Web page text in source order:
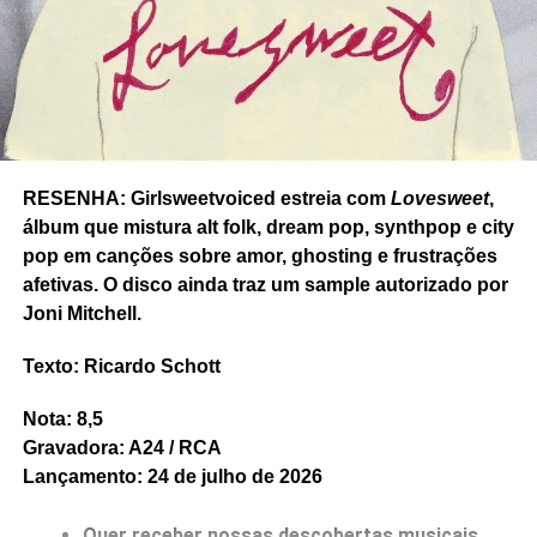
policial. Muita gente veria falta de foco em
Equus
caballus,
mas é uma vibe mutante que faz bem aos
ouvidos numa época de IA e algoritmo.
Texto: Ricardo Schott
Gravadora: Independente
Lançamento: 6 de maio de 2025.
RELATED TOPICS: EQUUS ASINUS
EQUUS CABALLUS
RESENHA: Girlsweetvoiced estreia com Lovesweet,
álbum que mistura alt folk, dream pop, synthpop e city
pop em canções sobre amor, ghosting e frustrações
afetivas. O disco ainda traz um sample autorizado por
Joni Mitchell.
Texto: Ricardo Schott
Nota: 8,5
Gravadora: A24 / RCA
Lançamento: 24 de julho de 2026